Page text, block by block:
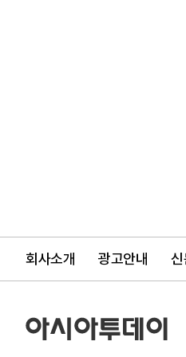
회사소개 광고안내